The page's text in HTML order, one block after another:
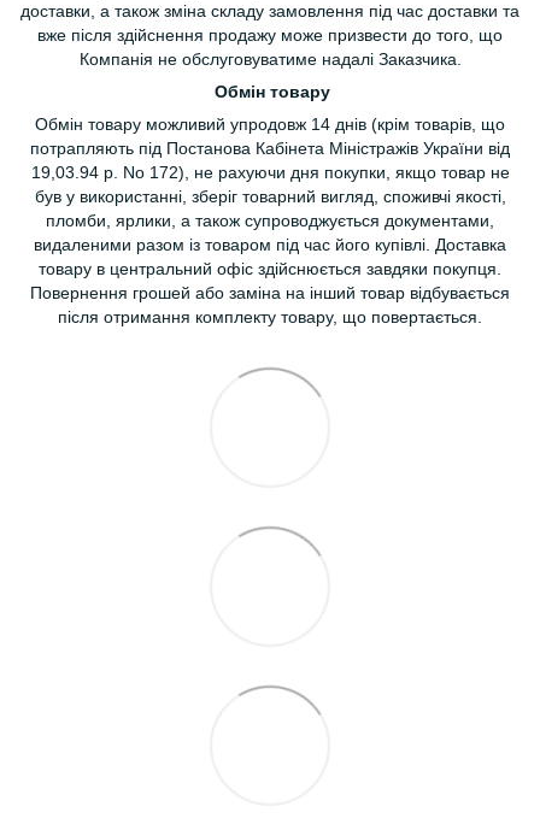
доставки, а також зміна складу замовлення під час доставки та
вже після здійснення продажу може призвести до того, що
Компанія не обслуговуватиме надалі Заказчика.
Обмін товару
Обмін товару можливий упродовж 14 днів (крім товарів, що
потрапляють під Постанова Кабінета Міністражів України від
19,03.94 р. No 172), не рахуючи дня покупки, якщо товар не
був у використанні, зберіг товарний вигляд, споживчі якості,
пломби, ярлики, а також супроводжується документами,
видаленими разом із товаром під час його купівлі. Доставка
товару в центральний офіс здійснюється завдяки покупця.
Повернення грошей або заміна на інший товар відбувається
після отримання комплекту товару, що повертається.